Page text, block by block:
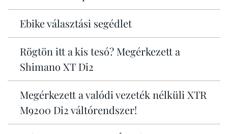
Ebike választási segédlet
Rögtön itt a kis tesó? Megérkezett a
Shimano XT Di2
Megérkezett a valódi vezeték nélküli XTR
M9200 Di2 váltórendszer!